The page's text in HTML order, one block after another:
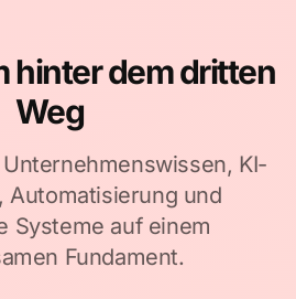
hinter dem dritten
Weg
KI-
Automatisierung und
Systeme auf einem
Fundament.